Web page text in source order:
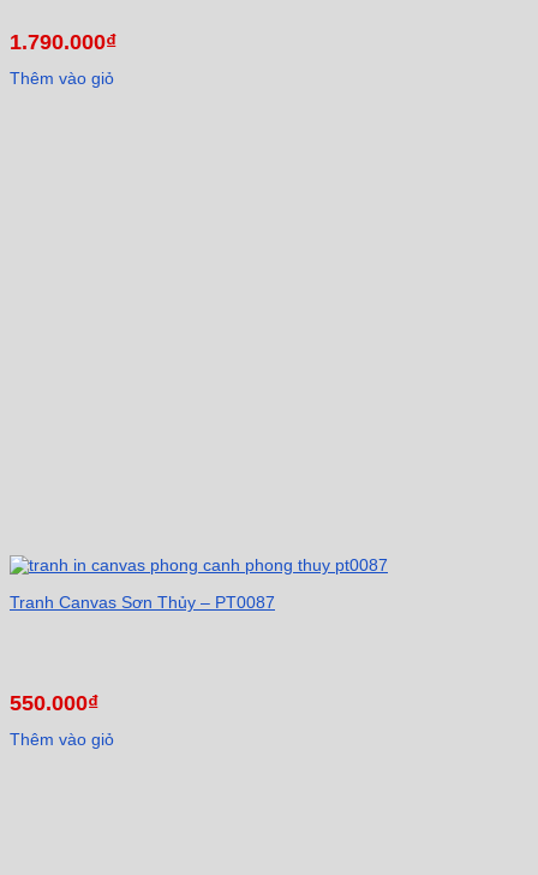
1.790.000₫
Thêm vào giỏ
Tranh Canvas Sơn Thủy – PT0087
550.000₫
Thêm vào giỏ